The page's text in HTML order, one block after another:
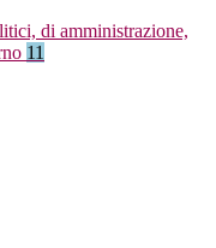
di amministrazione,
11